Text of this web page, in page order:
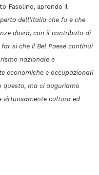
Fasolino, aprendo il
dell’Italia che fu e che
dovrà, con il contributo di
sì che il Bel Paese continui
nazionale e
economiche e occupazionali
questo, ma ci auguriamo
virtuosamente cultura ed